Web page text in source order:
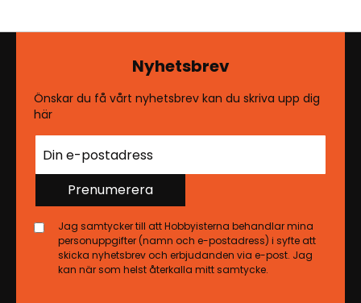
Nyhetsbrev
Önskar du få vårt nyhetsbrev kan du skriva upp dig
här
Prenumerera
Jag samtycker till att Hobbyisterna behandlar mina
personuppgifter (namn och e-postadress) i syfte att
skicka nyhetsbrev och erbjudanden via e-post. Jag
kan när som helst återkalla mitt samtycke.